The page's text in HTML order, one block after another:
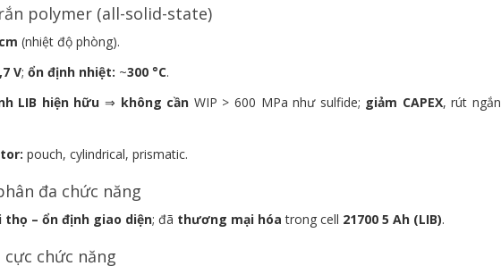
polymer (all-solid-state)
(nhiệt độ phòng).
V; ổn định nhiệt: ~300 °C.
LIB hiện hữu ⇒ không cần WIP > 600 MPa như sulfide; giảm CAPEX, rút ngắn
pouch, cylindrical, prismatic.
đa chức năng
thọ – ổn định giao diện; đã thương mại hóa trong cell 21700 5 Ah (LIB).
chức năng